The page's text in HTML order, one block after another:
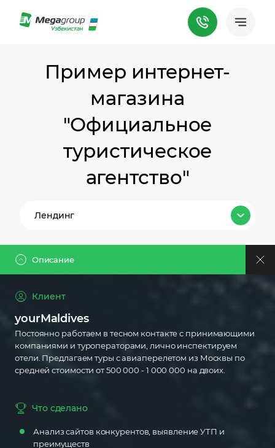
Пример интернет-
магазина
"Официальное
туристическое
агентство"
Лендинг
Сайт-бизнес
Интернет-магазин
Описание
Клиент
yourMaldives
Постоянно работаем в тесном контакте с принимающими
компаниями и туроператорами, лично инспектируем
отели. Предлагаем туры с авиаперелетом из Москвы по
средней стоимости от 500 000 - 1 000 000 на двоих.
Что сделано
Анализ сайтов конкурентов, выявление УТП и
преимуществ